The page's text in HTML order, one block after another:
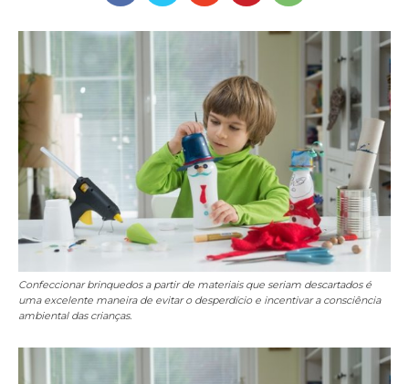
Confeccionar brinquedos a partir de materiais que seriam descartados é
uma excelente maneira de evitar o desperdício e incentivar a consciência
ambiental das crianças.